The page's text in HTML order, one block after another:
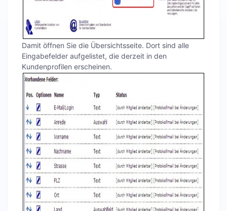
Damit öffnen Sie die Übersichtsseite. Dort sind alle
Eingabefelder aufgelistet, die derzeit in den
Kundenprofilen erscheinen.